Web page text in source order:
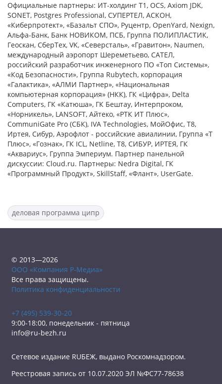
Официальные партнеры: ИТ-холдинг Т1, OCS, Axiom JDK,
SONET, Postgres Professional, СУПЕРТЕЛ, АСКОН,
«Киберпротект», «Базальт СПО», Руцентр, OpenYard, Nexign,
Альфа-Банк, Банк НОВИКОМ, ПСБ, Группа ПОЛИПЛАСТИК,
Геоскан, СберТех, VK, «Северсталь», «Гравитон», Naumen,
международный аэропорт Шереметьево, САТЕЛ,
российский разработчик инженерного ПО «Топ Системы»,
«Код Безопасности», Группа Rubytech, корпорация
«Галактика», «АЛМИ Партнер», «Национальная
компьютерная корпорация» (НКК), ГК «Цифра», Delta
Computers, ГК «Катюша», ГК Бештау, Интерпроком,
«Норникель», LANSOFT, Айтеко, «РТК ИТ Плюс»,
CommuniGate Pro (СБК), IVA Technologies, МойОфис, Т8,
Иртея, Сибур, Аэрофлот - российские авиалинии, Группа «Т
Плюс», «Гознак», ГК ICL, Netline, Т8, СИБУР, ИРТЕЯ, ГК
«Аквариус», Группа Эмпериум. Партнер панельной
дискуссии: Cloud.ru. Партнеры: Nedra Digital, ГК
«Программный Продукт», SkillStaff, «Флант», UserGate.
деловая программа ципр
© 2013—2026
ООО «Компания Р-Медиа»
Все права защищены.
Политика конфиденциальности
+7 (495) 539-30-20
9:00-18:00, понедельник - пятница
info@ru-bezh.ru
Сетевое издание RUБЕЖ, выдано Роскомнадзором.
Реестровая запись от 10.07.2020 ЭЛ №ФС77-78638